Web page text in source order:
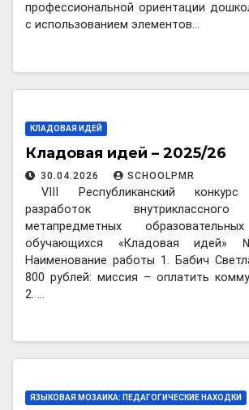
профессиональной ориентации
с использованием элементов…
КЛАДОВАЯ ИДЕЙ
Кладовая идей – 2025/26
30.04.2026 SCHOOLPMR
VIII Республиканский конкурс
разработок
метапредметных
обучающихся «Кладовая
Наименование работы 1. Бабич
800 рублей: миссия – оплатить
2. …
ЯЗЫКОВАЯ МОЗАИКА: ПЕДАГОГИЧЕСКИЕ НАХОДКИ